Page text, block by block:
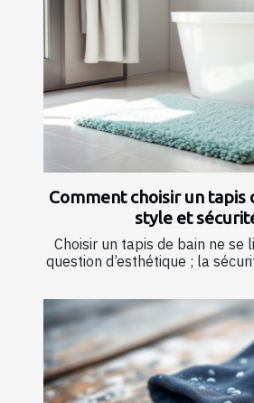
Comment choisir un tapis
style et
Choisir un tapis de bain ne se
question d’esthétique ; la